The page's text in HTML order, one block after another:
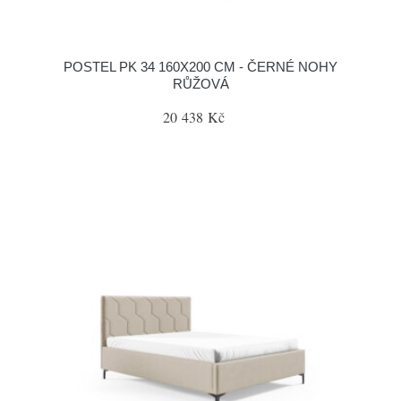
POSTEL PK 34 160X200 CM - ČERNÉ NOHY
RŮŽOVÁ
20 438 Kč